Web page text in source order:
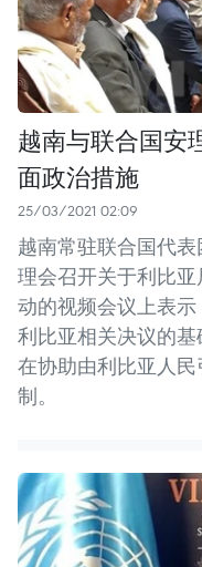
越南与联合国安
面政治措施
25/03/2021 02:09
越南常驻联合国代
理会召开关于利比
动的视频会议上表
利比亚相关决议的
在协助由利比亚人
制。